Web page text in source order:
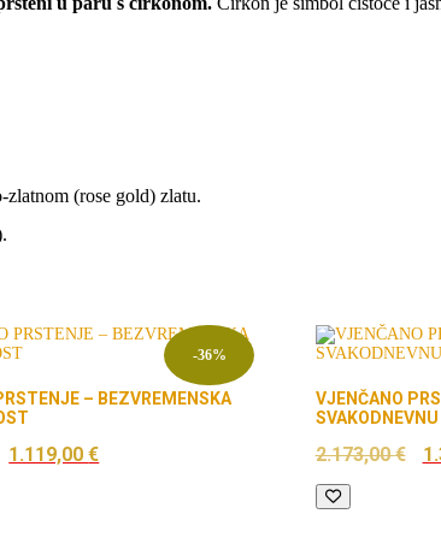
(rose gold) zlatu.
-36%
– BEZVREMENSKA
Izvorna
1.119,00€
VJENČANO
2.173,00€